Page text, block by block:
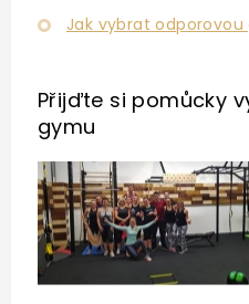
Jak vybrat odporovou
Přijďte si pomůcky
gymu